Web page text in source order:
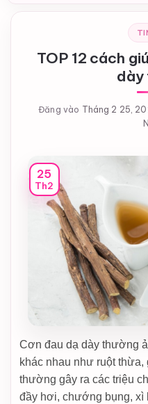
TOP 12 cách
dày
Đăng vào Tháng 2 25,
25
Th2
Cơn đau dạ dày thường
khác nhau như ruột
thường gây ra các triệu
đầy hơi, chướng bụng,